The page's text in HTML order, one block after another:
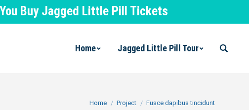
Buy Jagged Little Pill Tickets
Home Jagged Little Pill Tour Search:
You are here:
Home Project Fusce dapibus tincidunt